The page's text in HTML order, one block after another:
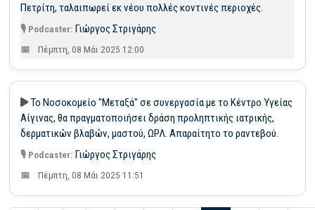
Πετρίτη, ταλαιπωρεί εκ νέου πολλές κοντινές περιοχές.
Γιώργος Στριγάρης
Πέμπτη, 08 Μάι 2025 12:00
Το Νοσοκομείο "Μεταξά" σε συνεργασία με το Κέντρο Υγείας
Αίγινας, θα πραγματοποιήσει δράση προληπτικής ιατρικής,
δερματικών βλαβών, μαστού, ΩΡΛ. Απαραίτητο το ραντεβού.
Γιώργος Στριγάρης
Πέμπτη, 08 Μάι 2025 11:51